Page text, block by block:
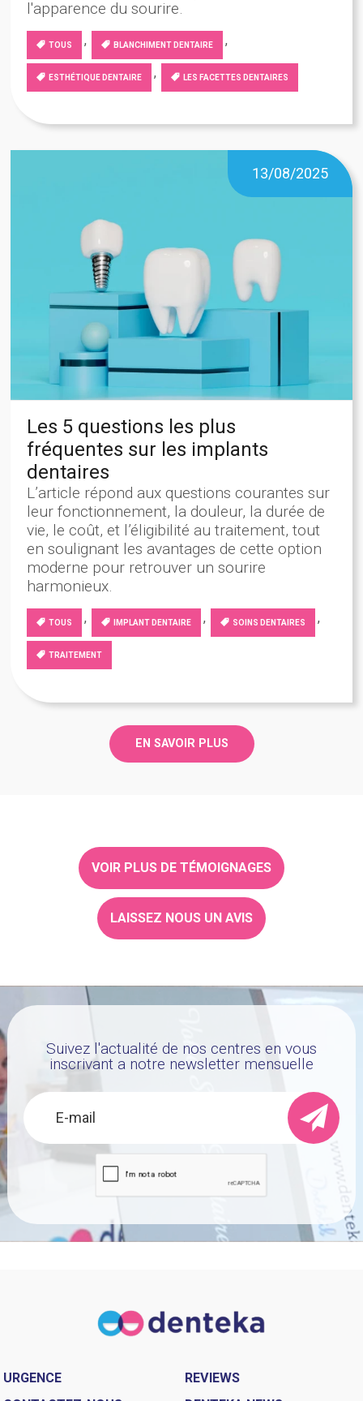
l'apparence du sourire.
TOUS , BLANCHIMENT DENTAIRE ,
ESTHÉTIQUE DENTAIRE , LES FACETTES DENTAIRES
Les 5 questions les plus
fréquentes sur les implants
dentaires
13/08/2025
L’article répond aux questions courantes sur
leur fonctionnement, la douleur, la durée de
vie, le coût, et l’éligibilité au traitement, tout
en soulignant les avantages de cette option
moderne pour retrouver un sourire
harmonieux.
TOUS , IMPLANT DENTAIRE , SOINS DENTAIRES ,
TRAITEMENT
EN SAVOIR PLUS
VOIR PLUS DE TÉMOIGNAGES
LAISSEZ NOUS UN AVIS
Suivez l'actualité de nos centres en vous
inscrivant a notre newsletter mensuelle
URGENCE
REVIEWS